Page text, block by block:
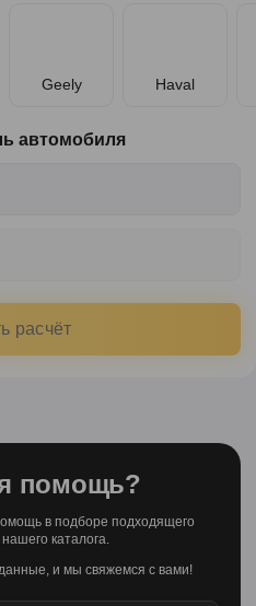
Geely Haval
автомобиля
расчёт
помощь?
в подборе подходящего
каталога.
и мы свяжемся с вами!